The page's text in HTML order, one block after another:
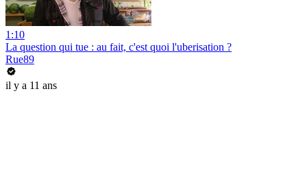
1:10
La question qui tue : au fait, c'est quoi l'uberisation ?
Rue89
il y a 11 ans